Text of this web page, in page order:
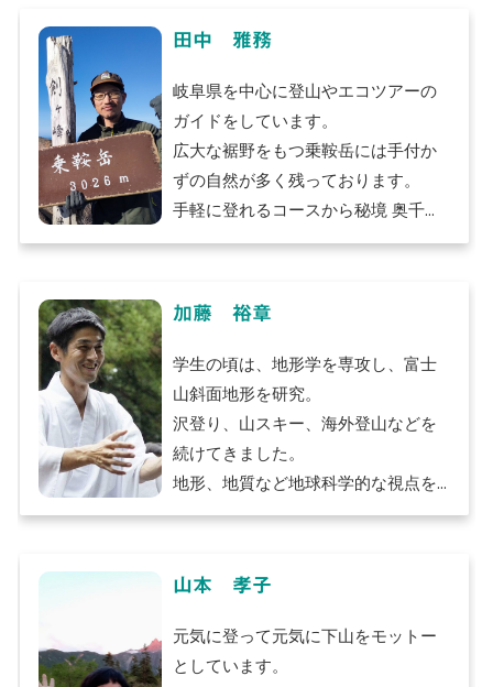
Licenced English guide/Nature
guide
Takayama has a unique culture
and history, including its food,
crafts, and folk arts, all of which
have developed alongside
natural resources.
田中 雅務
岐阜県を中心に登山やエコツアーの
ガイドをしています。
広大な裾野をもつ乗鞍岳には手付か
ずの自然が多く残っております。
手軽に登れるコースから秘境 奥千町
を巡るコースなどさまざまなコース
飛騨の母なる山、乗鞍岳より深く楽
しんでみてはいかがでしょうか。
加藤 裕章
学生の頃は、地形学を専攻し、富士
山斜面地形を研究。
沢登り、山スキー、海外登山などを
続けてきました。
地形、地質など地球科学的な視点を
取り入れたガイドを得意としていま
また、神主としての顔も持ち、山岳
信仰や神仏にまつわる視点から山を
より深く味い楽しんでいただきたい
と思っています。
山本 孝子
元気に登って元気に下山をモットー
としています。